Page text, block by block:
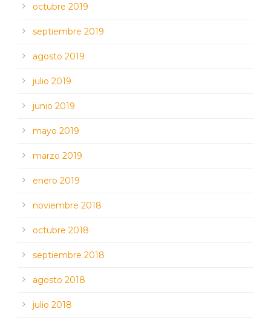
octubre 2019
septiembre 2019
agosto 2019
julio 2019
junio 2019
mayo 2019
marzo 2019
enero 2019
noviembre 2018
octubre 2018
septiembre 2018
agosto 2018
julio 2018